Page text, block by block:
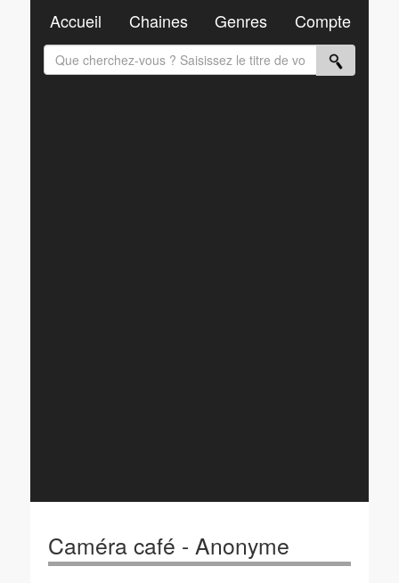
Caméra café - Anonyme
Accueil Chaines Genres Compte